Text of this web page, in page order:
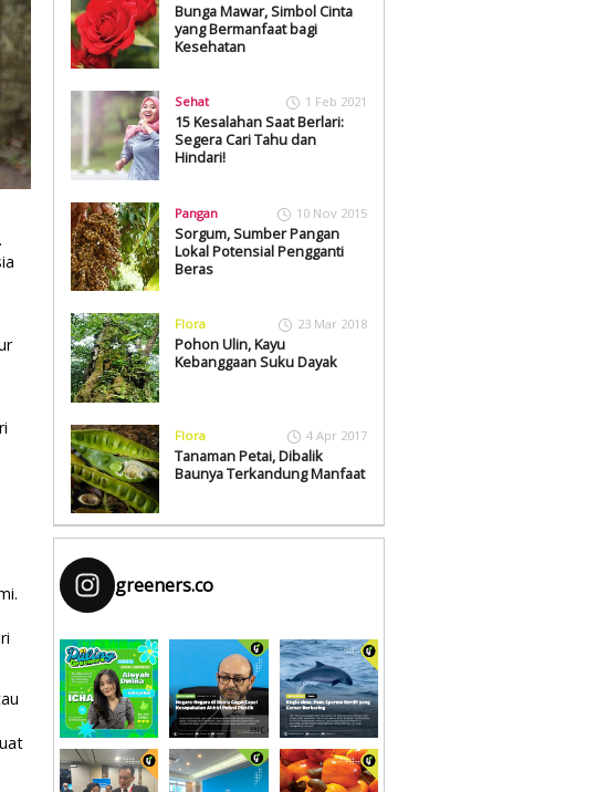
Bunga Mawar, Simbol Cinta
yang Bermanfaat bagi
Kesehatan
Sehat 1 Feb 2021
15 Kesalahan Saat Berlari:
Segera Cari Tahu dan
Hindari!
Pangan 10 Nov 2015
Sorgum, Sumber Pangan
Lokal Potensial Pengganti
Beras
Flora 23 Mar 2018
Pohon Ulin, Kayu
Kebanggaan Suku Dayak
Flora 4 Apr 2017
Tanaman Petai, Dibalik
Baunya Terkandung Manfaat
greeners.co